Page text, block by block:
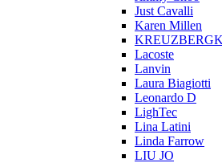
Just Cavalli
Karen Millen
Lacoste
Lanvin
Laura Biagiotti
Leonardo D
LighTec
Lina Latini
Linda Farrow
LIU JO